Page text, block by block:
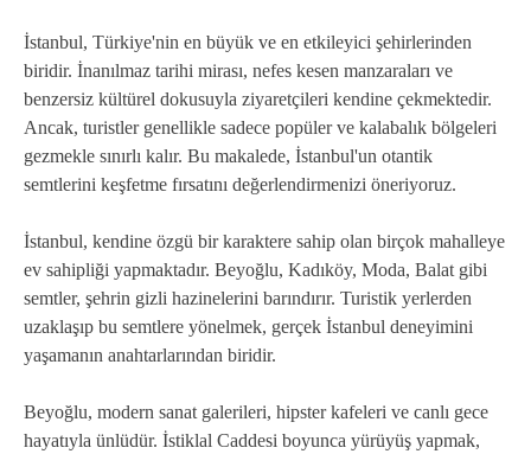
İstanbul, Türkiye'nin en büyük ve en etkileyici şehirlerinden
biridir. İnanılmaz tarihi mirası, nefes kesen manzaraları ve
benzersiz kültürel dokusuyla ziyaretçileri kendine çekmektedir.
Ancak, turistler genellikle sadece popüler ve kalabalık bölgeleri
gezmekle sınırlı kalır. Bu makalede, İstanbul'un otantik
semtlerini keşfetme fırsatını değerlendirmenizi öneriyoruz.
İstanbul, kendine özgü bir karaktere sahip olan birçok mahalleye
ev sahipliği yapmaktadır. Beyoğlu, Kadıköy, Moda, Balat gibi
semtler, şehrin gizli hazinelerini barındırır. Turistik yerlerden
uzaklaşıp bu semtlere yönelmek, gerçek İstanbul deneyimini
yaşamanın anahtarlarından biridir.
Beyoğlu, modern sanat galerileri, hipster kafeleri ve canlı gece
hayatıyla ünlüdür. İstiklal Caddesi boyunca yürüyüş yapmak,